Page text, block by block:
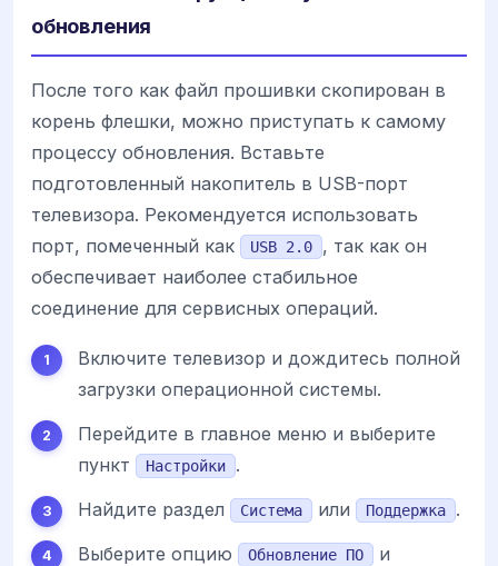
обновления
После того как файл прошивки скопирован в
корень флешки, можно приступать к самому
процессу обновления. Вставьте
подготовленный накопитель в USB-порт
телевизора. Рекомендуется использовать
порт, помеченный как
USB 2.0
, так как он
обеспечивает наиболее стабильное
соединение для сервисных операций.
Включите телевизор и дождитесь полной
загрузки операционной системы.
Перейдите в главное меню и выберите
пункт
Настройки
.
Найдите раздел
Система или Поддержка
.
Выберите опцию
Обновление ПО
и